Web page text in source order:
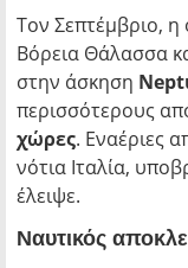
Τον Σεπτέμβριο,
Βόρεια Θάλασσα
στην άσκηση
περισσότερους
χώρες. Εναέριες
νότια Ιταλία,
έλειψε.
Ναυτικός